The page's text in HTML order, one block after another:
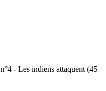
- Les indiens attaquent (45